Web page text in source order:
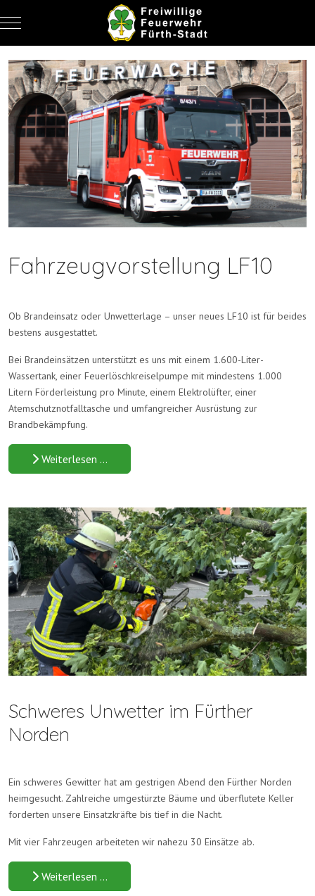
Mobile Menu Toggle
Fahrzeugvorstellung LF10
Ob Brandeinsatz oder Unwetterlage – unser neues LF10 ist für beides
bestens ausgestattet.
Bei Brandeinsätzen unterstützt es uns mit einem 1.600-Liter-
Wassertank, einer Feuerlöschkreiselpumpe mit mindestens 1.000
Litern Förderleistung pro Minute, einem Elektrolüfter, einer
Atemschutznotfalltasche und umfangreicher Ausrüstung zur
Brandbekämpfung.
Weiterlesen …
Schweres Unwetter im Fürther
Norden
Ein schweres Gewitter hat am gestrigen Abend den Fürther Norden
heimgesucht. Zahlreiche umgestürzte Bäume und überflutete Keller
forderten unsere Einsatzkräfte bis tief in die Nacht.
Mit vier Fahrzeugen arbeiteten wir nahezu 30 Einsätze ab.
Weiterlesen …